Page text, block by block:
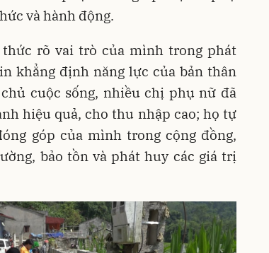
và hành động.
rõ vai trò của mình trong phát
khẳng định năng lực của bản thân
cuộc sống, nhiều chị phụ nữ đã
hiệu quả, cho thu nhập cao; họ tự
góp của mình trong cộng đồng,
bảo tồn và phát huy các giá trị